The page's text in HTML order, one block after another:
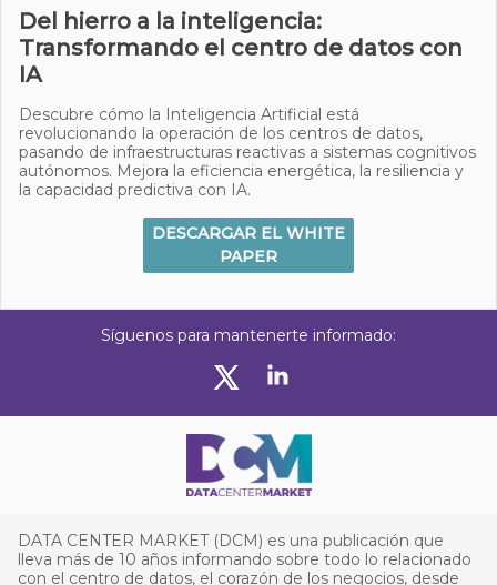
Del hierro a la inteligencia:
Transformando el centro de datos con
IA
Descubre cómo la Inteligencia Artificial está
revolucionando la operación de los centros de datos,
pasando de infraestructuras reactivas a sistemas cognitivos
autónomos. Mejora la eficiencia energética, la resiliencia y
la capacidad predictiva con IA.
DESCARGAR EL WHITE
PAPER
Síguenos para mantenerte informado:
DATA CENTER MARKET (DCM) es una publicación que
lleva más de 10 años informando sobre todo lo relacionado
con el centro de datos, el corazón de los negocios, desde